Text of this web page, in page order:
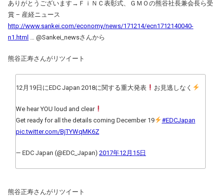
ありがとうございます→ＦｉＮＣ表彰式、ＧＭＯの熊谷社長兼会長ら受
賞 – 産経ニュース
http://www.sankei.com/economy/news/171214/ecn1712140040-
n1.html
… @Sankei_newsさんから
熊谷正寿さんがリツイート
12月19日にEDC Japan 2018に関する重大発表 お見逃しなく
We hear YOU loud and clear
Get ready for all the details coming December 19
#EDCJapan
pic.twitter.com/BjTYWqMK6Z
— EDC Japan (@EDC_Japan) 2017年12月15日
熊谷正寿さんがリツイート